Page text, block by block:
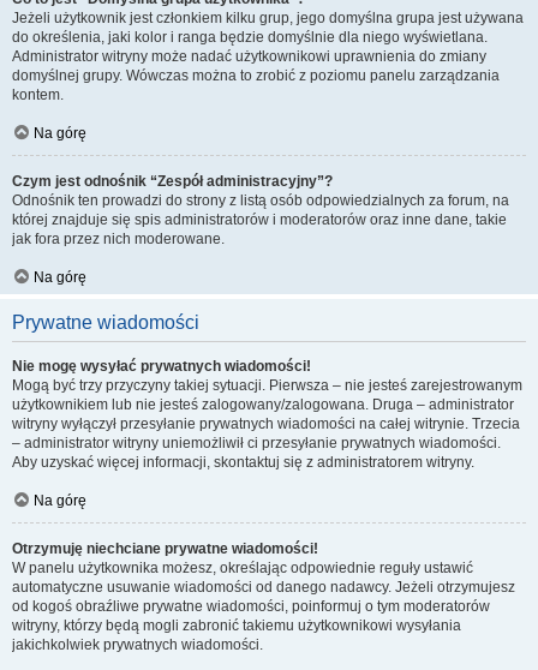
Jeżeli użytkownik jest członkiem kilku grup, jego domyślna grupa jest używana
do określenia, jaki kolor i ranga będzie domyślnie dla niego wyświetlana.
Administrator witryny może nadać użytkownikowi uprawnienia do zmiany
domyślnej grupy. Wówczas można to zrobić z poziomu panelu zarządzania
kontem.
Na górę
Czym jest odnośnik “Zespół administracyjny”?
Odnośnik ten prowadzi do strony z listą osób odpowiedzialnych za forum, na
której znajduje się spis administratorów i moderatorów oraz inne dane, takie
jak fora przez nich moderowane.
Na górę
Prywatne wiadomości
Nie mogę wysyłać prywatnych wiadomości!
Mogą być trzy przyczyny takiej sytuacji. Pierwsza – nie jesteś zarejestrowanym
użytkownikiem lub nie jesteś zalogowany/zalogowana. Druga – administrator
witryny wyłączył przesyłanie prywatnych wiadomości na całej witrynie. Trzecia
– administrator witryny uniemożliwił ci przesyłanie prywatnych wiadomości.
Aby uzyskać więcej informacji, skontaktuj się z administratorem witryny.
Na górę
Otrzymuję niechciane prywatne wiadomości!
W panelu użytkownika możesz, określając odpowiednie reguły ustawić
automatyczne usuwanie wiadomości od danego nadawcy. Jeżeli otrzymujesz
od kogoś obraźliwe prywatne wiadomości, poinformuj o tym moderatorów
witryny, którzy będą mogli zabronić takiemu użytkownikowi wysyłania
jakichkolwiek prywatnych wiadomości.